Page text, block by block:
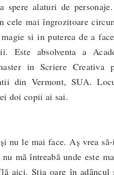
alaturi de
cele mai îngrozitoare
si in puterea de a
Este absolventa a
in Scriere Creativa
din Vermont, SUA.
doi copii ai sai.
nu le mai face. Aş vrea
mă întreabă unde este
aici. Ştia oare în